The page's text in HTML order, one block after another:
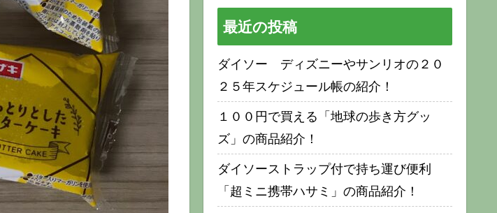
最近の投稿
ダイソー ディズニーやサンリオの２０
２５年スケジュール帳の紹介！
１００円で買える「地球の歩き方グッ
ズ」の商品紹介！
ダイソーストラップ付で持ち運び便利
「超ミニ携帯ハサミ」の商品紹介！